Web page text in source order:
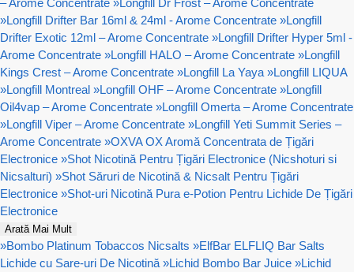
»Longfill Drifter Bar 16ml & 24ml - Arome Concentrate »Longfill
Drifter Exotic 12ml – Arome Concentrate »Longfill Drifter Hyper 5ml -
Arome Concentrate »Longfill HALO – Arome Concentrate »Longfill
Kings Crest – Arome Concentrate »Longfill La Yaya »Longfill LIQUA
»Longfill Montreal »Longfill OHF – Arome Concentrate »Longfill
Oil4vap – Arome Concentrate »Longfill Omerta – Arome Concentrate
»Longfill Viper – Arome Concentrate »Longfill Yeti Summit Series –
Arome Concentrate »OXVA OX Aromă Concentrata de Țigări
Electronice »Shot Nicotină Pentru Țigări Electronice (Nicshoturi si
Nicsalturi) »Shot Săruri de Nicotină & Nicsalt Pentru Țigări
Electronice »Shot-uri Nicotină Pura e-Potion Pentru Lichide De Țigări
Electronice
Arată Mai Mult
»Bombo Platinum Tobaccos Nicsalts »ElfBar ELFLIQ Bar Salts
Lichide cu Sare-uri De Nicotină »Lichid Bombo Bar Juice »Lichid